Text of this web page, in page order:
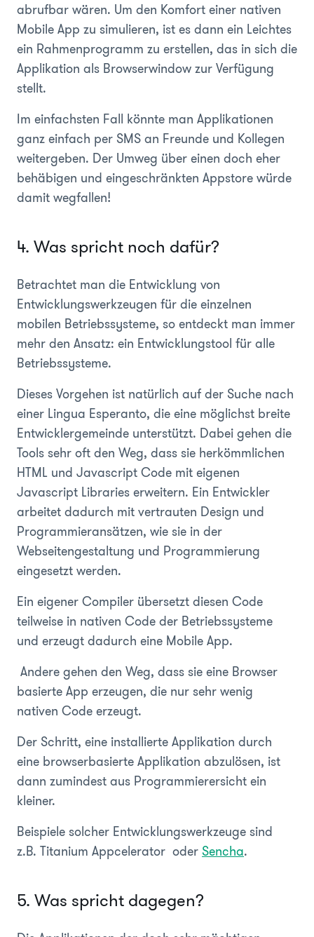
abrufbar wären. Um den Komfort einer nativen
Mobile App zu simulieren, ist es dann ein Leichtes
ein Rahmenprogramm zu erstellen, das in sich die
Applikation als Browserwindow zur Verfügung
stellt.
Im einfachsten Fall könnte man Applikationen
ganz einfach per SMS an Freunde und Kollegen
weitergeben. Der Umweg über einen doch eher
behäbigen und eingeschränkten Appstore würde
damit wegfallen!
4. Was spricht noch dafür?
Betrachtet man die Entwicklung von
Entwicklungswerkzeugen für die einzelnen
mobilen Betriebssysteme, so entdeckt man immer
mehr den Ansatz: ein Entwicklungstool für alle
Betriebssysteme.
Dieses Vorgehen ist natürlich auf der Suche nach
einer Lingua Esperanto, die eine möglichst breite
Entwicklergemeinde unterstützt. Dabei gehen die
Tools sehr oft den Weg, dass sie herkömmlichen
HTML und Javascript Code mit eigenen
Javascript Libraries erweitern. Ein Entwickler
arbeitet dadurch mit vertrauten Design und
Programmieransätzen, wie sie in der
Webseitengestaltung und Programmierung
eingesetzt werden.
Ein eigener Compiler übersetzt diesen Code
teilweise in nativen Code der Betriebssysteme
und erzeugt dadurch eine Mobile App.
Andere gehen den Weg, dass sie eine Browser
basierte App erzeugen, die nur sehr wenig
nativen Code erzeugt.
Der Schritt, eine installierte Applikation durch
eine browserbasierte Applikation abzulösen, ist
dann zumindest aus Programmierersicht ein
kleiner.
Beispiele solcher Entwicklungswerkzeuge sind
z.B. Titanium Appcelerator oder Sencha.
5. Was spricht dagegen?